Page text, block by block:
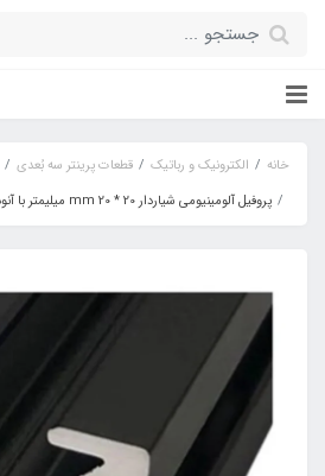
خانه الکترونیک و رباتیک قطعات پرینتر سه بُعدی
پروفیل آلومینیومی شیاردار 20 * 20 mm میلیمتر با آنودایز مشکی